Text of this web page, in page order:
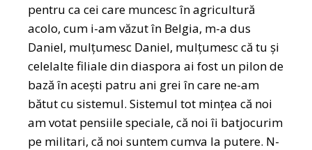
pentru ca cei care muncesc în agricultură
acolo, cum i-am văzut în Belgia, m-a dus
Daniel, mulțumesc Daniel, mulțumesc că tu și
celelalte filiale din diaspora ai fost un pilon de
bază în acești patru ani grei în care ne-am
bătut cu sistemul. Sistemul tot mințea că noi
am votat pensiile speciale, că noi îi batjocurim
pe militari, că noi suntem cumva la putere. N-